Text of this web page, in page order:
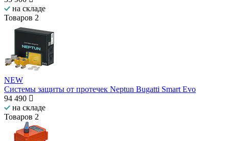
на складе
Товаров 2
NEW
Системы защиты от протечек Neptun Bugatti Smart Evo
94 490
на складе
Товаров 2